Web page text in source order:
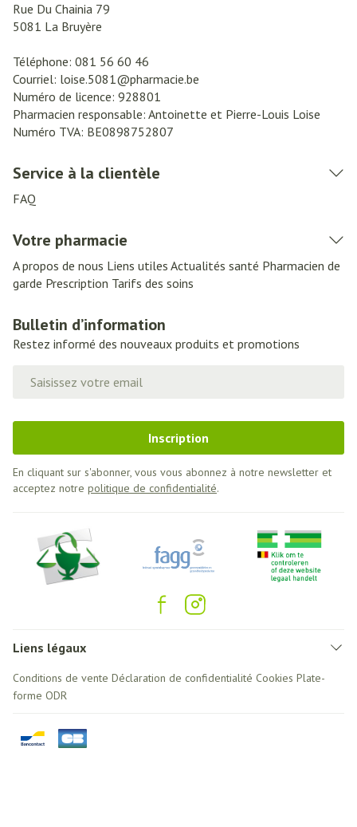
Rue Du Chainia 79
5081 La Bruyère
Téléphone: 081 56 60 46
Courriel: loise.5081@pharmacie.be
Numéro de licence: 928801
Pharmacien responsable: Antoinette et Pierre-Louis Loise
Numéro TVA: BE0898752807
Service à la clientèle
FAQ
Votre pharmacie
A propos de nous Liens utiles Actualités santé Pharmacien de
garde Prescription Tarifs des soins
Bulletin d’information
Restez informé des nouveaux produits et promotions
Inscription
En cliquant sur s'abonner, vous vous abonnez à notre newsletter et
acceptez notre politique de confidentialité.
Liens légaux
Conditions de vente Déclaration de confidentialité Cookies Plate-
forme ODR